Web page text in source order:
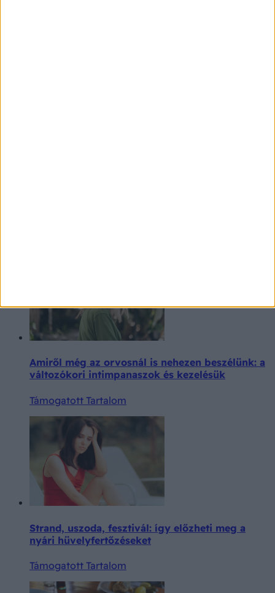
Amiről még az orvosnál is nehezen beszélünk: a
változókori intimpanaszok és kezelésük
Támogatott Tartalom
Strand, uszoda, fesztivál: így előzheti meg a
nyári hüvelyfertőzéseket
Támogatott Tartalom